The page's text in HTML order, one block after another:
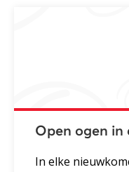
Open ogen in
In elke